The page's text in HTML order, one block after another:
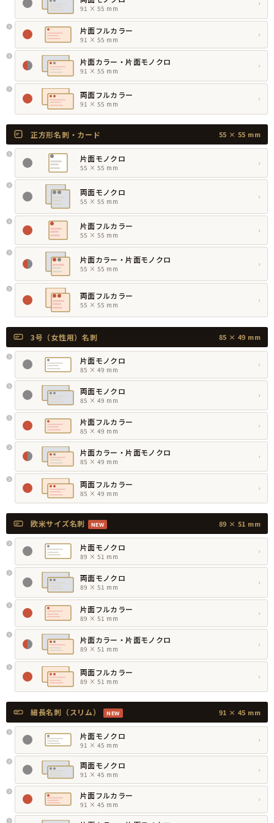
91 × 55 mm
›
片面フルカラー
91 × 55 mm
›
片面カラー・片面モノクロ
91 × 55 mm
›
両面フルカラー
91 × 55 mm
›
正方形名刺・カード 55 × 55 mm
片面モノクロ
55 × 55 mm
›
両面モノクロ
55 × 55 mm
›
片面フルカラー
55 × 55 mm
›
片面カラー・片面モノクロ
55 × 55 mm
›
両面フルカラー
55 × 55 mm
›
3号（女性用）名刺 85 × 49 mm
片面モノクロ
85 × 49 mm
›
両面モノクロ
85 × 49 mm
›
片面フルカラー
85 × 49 mm
›
片面カラー・片面モノクロ
85 × 49 mm
›
両面フルカラー
85 × 49 mm
›
欧米サイズ名刺 NEW 89 × 51 mm
片面モノクロ
89 × 51 mm
›
両面モノクロ
89 × 51 mm
›
片面フルカラー
89 × 51 mm
›
片面カラー・片面モノクロ
89 × 51 mm
›
両面フルカラー
89 × 51 mm
›
細長名刺（スリム） NEW 91 × 45 mm
片面モノクロ
91 × 45 mm
›
両面モノクロ
91 × 45 mm
›
片面フルカラー
91 × 45 mm
›